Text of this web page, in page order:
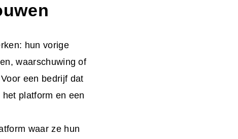
hun vorige
waarschuwing of
een bedrijf dat
platform en een
waar ze hun